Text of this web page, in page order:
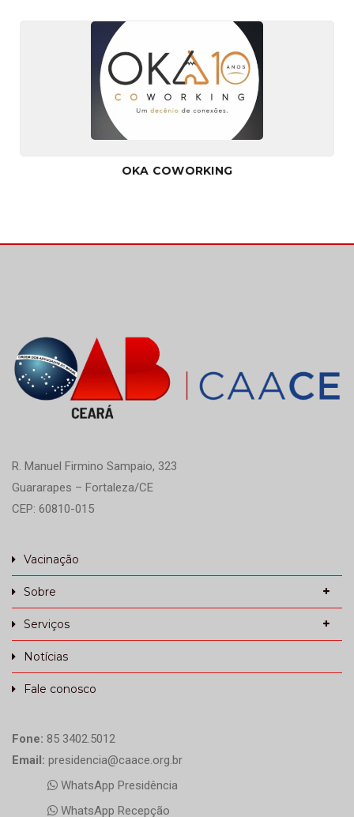
OKA COWORKING
R. Manuel Firmino Sampaio, 323
Guararapes – Fortaleza/CE
CEP: 60810-015
Vacinação
Sobre
Serviços
Notícias
Fale conosco
Fone: 85 3402.5012
Email: presidencia@caace.org.br
WhatsApp Presidência
WhatsApp Recepção